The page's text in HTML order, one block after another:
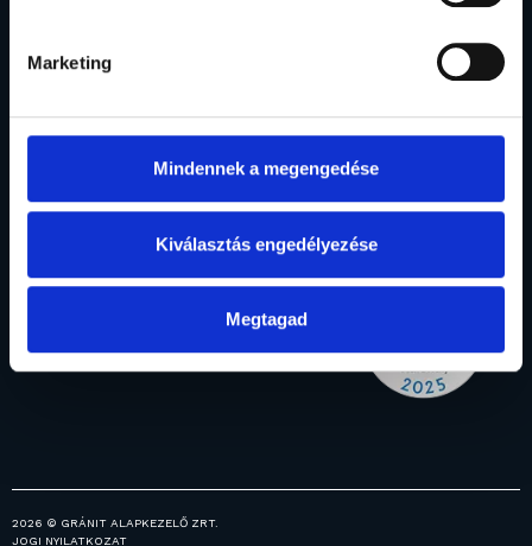
Marketing
Mindennek a megengedése
Kiválasztás engedélyezése
Megtagad
Rólunk
Menedzsment
Általános
Karrier
Befektetési
alapok
Fogalomtár
Vagyonkezelés
Intézményi
Prémium
vagyonkezelés
2026 © GRÁNIT ALAPKEZELŐ ZRT.
JOGI NYILATKOZAT